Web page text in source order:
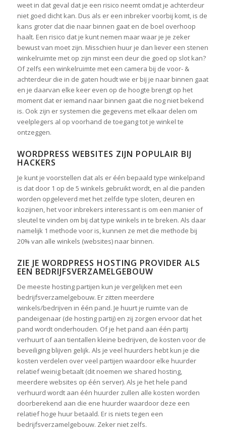
weet in dat geval dat je een risico neemt omdat je achterdeur
niet goed dicht kan. Dus als er een inbreker voorbij komt, is de
kans groter dat die naar binnen gaat en de boel overhoop
haalt. Een risico dat je kunt nemen maar waar je je zeker
bewust van moet zijn. Misschien huur je dan liever een stenen
winkelruimte met op zijn minst een deur die goed op slot kan?
Of zelfs een winkelruimte met een camera bij de voor- &
achterdeur die in de gaten houdt wie er bij je naar binnen gaat
en je daarvan elke keer even op de hoogte brengt op het
moment dat er iemand naar binnen gaat die nog niet bekend
is. Ook zijn er systemen die gegevens met elkaar delen om
veelplegers al op voorhand de toegang tot je winkel te
ontzeggen.
WORDPRESS WEBSITES ZIJN POPULAIR BIJ
HACKERS
Je kunt je voorstellen dat als er één bepaald type winkelpand
is dat door 1 op de 5 winkels gebruikt wordt, en al die panden
worden opgeleverd met het zelfde type sloten, deuren en
kozijnen, het voor inbrekers interessant is om een manier of
sleutel te vinden om bij dat type winkels in te breken. Als daar
namelijk 1 methode voor is, kunnen ze met die methode bij
20% van alle winkels (websites) naar binnen.
ZIE JE WORDPRESS HOSTING PROVIDER ALS
EEN BEDRIJFSVERZAMELGEBOUW
De meeste hosting partijen kun je vergelijken met een
bedrijfsverzamelgebouw. Er zitten meerdere
winkels/bedrijven in één pand. Je huurt je ruimte van de
pandeigenaar (de hosting partij) en zij zorgen ervoor dat het
pand wordt onderhouden. Of je het pand aan één partij
verhuurt of aan tientallen kleine bedrijven, de kosten voor de
beveiliging blijven gelijk. Als je veel huurders hebt kun je die
kosten verdelen over veel partijen waardoor elke huurder
relatief weinig betaalt (dit noemen we shared hosting,
meerdere websites op één server). Als je het hele pand
verhuurd wordt aan één huurder zullen alle kosten worden
doorberekend aan die ene huurder waardoor deze een
relatief hoge huur betaald. Er is niets tegen een
bedrijfsverzamelgebouw. Zeker niet zelfs.